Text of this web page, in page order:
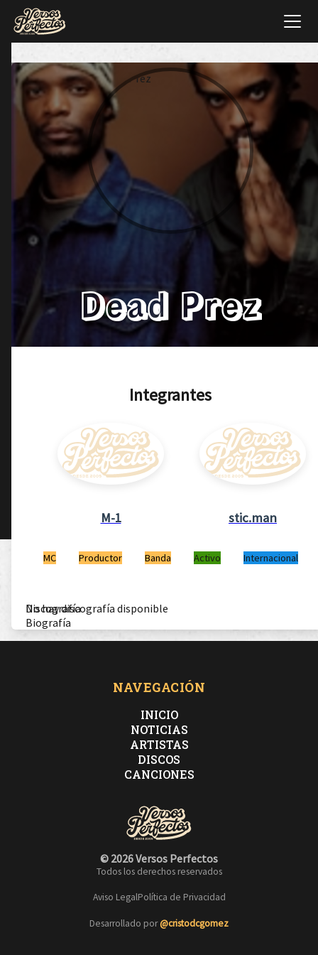
Dead Prez
Integrantes
M-1 stic.man
MC Productor Banda Activo Internacional
Discografía
Biografía
No hay discografía disponible
NAVEGACIÓN
INICIO
NOTICIAS
ARTISTAS
DISCOS
CANCIONES
© 2026 Versos Perfectos
Todos los derechos reservados
Aviso LegalPolítica de Privacidad
Desarrollado por@cristodcgomez